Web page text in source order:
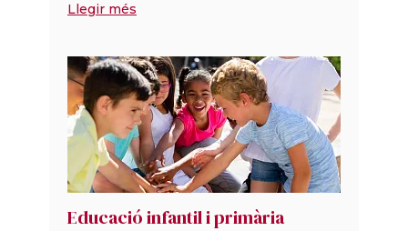
Llegir més
Educació infantil i primària